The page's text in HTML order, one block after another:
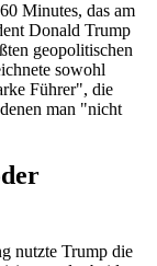
Minutes, das am
Donald Trump
geopolitischen
sowohl
Führer", die
man "nicht
nutzte Trump die